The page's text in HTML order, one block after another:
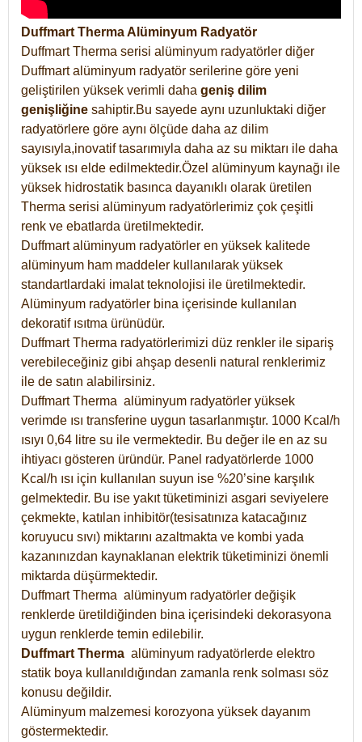
Duffmart Therma Alüminyum Radyatör
Duffmart Therma serisi alüminyum radyatörler diğer
Duffmart alüminyum radyatör serilerine göre yeni
geliştirilen yüksek verimli daha geniş dilim
genişliğine sahiptir.Bu sayede aynı uzunluktaki diğer
radyatörlere göre aynı ölçüde daha az dilim
sayısıyla,inovatif tasarımıyla daha az su miktarı ile daha
yüksek ısı elde edilmektedir.Özel alüminyum kaynağı ile
yüksek hidrostatik basınca dayanıklı olarak üretilen
Therma serisi alüminyum radyatörlerimiz çok çeşitli
renk ve ebatlarda üretilmektedir.
Duffmart alüminyum radyatörler en yüksek kalitede
alüminyum ham maddeler kullanılarak yüksek
standartlardaki imalat teknolojisi ile üretilmektedir.
Alüminyum radyatörler bina içerisinde kullanılan
dekoratif ısıtma ürünüdür.
Duffmart Therma radyatörlerimizi düz renkler ile sipariş
verebileceğiniz gibi ahşap desenli natural renklerimiz
ile de satın alabilirsiniz.
Duffmart Therma alüminyum radyatörler yüksek
verimde ısı transferine uygun tasarlanmıştır. 1000 Kcal/h
ısıyı 0,64 litre su ile vermektedir. Bu değer ile en az su
ihtiyacı gösteren üründür. Panel radyatörlerde 1000
Kcal/h ısı için kullanılan suyun ise %20’sine karşılık
gelmektedir. Bu ise yakıt tüketiminizi asgari seviyelere
çekmekte, katılan inhibitör(tesisatınıza katacağınız
koruyucu sıvı) miktarını azaltmakta ve kombi yada
kazanınızdan kaynaklanan elektrik tüketiminizi önemli
miktarda düşürmektedir.
Duffmart Therma alüminyum radyatörler değişik
renklerde üretildiğinden bina içerisindeki dekorasyona
uygun renklerde temin edilebilir.
Duffmart Therma alüminyum radyatörlerde elektro
statik boya kullanıldığından zamanla renk solması söz
konusu değildir.
Alüminyum malzemesi korozyona yüksek dayanım
göstermektedir.